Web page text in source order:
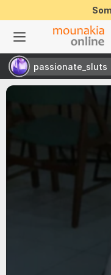
passionate_sluts
passionate_sluts